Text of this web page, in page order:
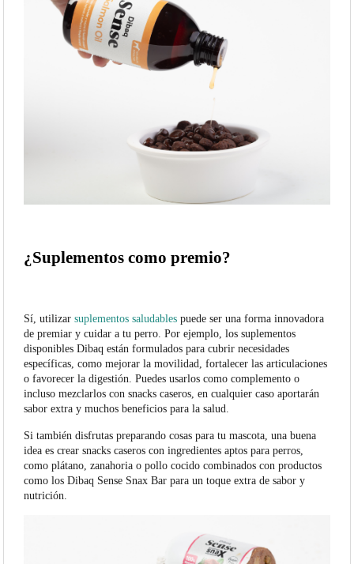
¿Suplementos como premio?
Sí, utilizarsuplementos saludables puede ser una forma innovadora
de premiar y cuidar a tu perro. Por ejemplo, los suplementos
disponibles Dibaq están formulados para cubrir necesidades
específicas, como mejorar la movilidad, fortalecer las articulaciones
o favorecer la digestión. Puedes usarlos como complemento o
incluso mezclarlos con snacks caseros, en cualquier caso aportarán
sabor extra y muchos beneficios para la salud.
Si también disfrutas preparando cosas para tu mascota, una buena
idea es crear snacks caseros con ingredientes aptos para perros,
como plátano, zanahoria o pollo cocido combinados con productos
como los Dibaq Sense Snax Bar para un toque extra de sabor y
nutrición.